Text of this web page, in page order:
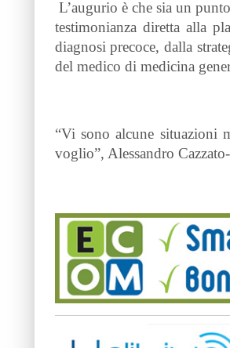
L’augurio è che sia un
testimonianza diretta alla
diagnosi precoce, dalla
del medico di medicina
“Vi sono alcune situazioni
voglio”, Alessandro Cazzato-